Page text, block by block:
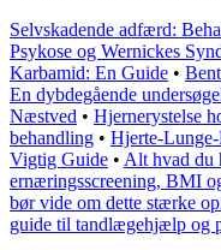
Selvskadende adfærd:
Psykose og Wernickes
Karbamid: En Guide •
En dybdegående
Næstved • Hjernerystelse
behandling • Hjerte-
Vigtig Guide • Alt hvad du
ernæringsscreening, BMI
bør vide om dette stærke
guide til tandlægehjælp og